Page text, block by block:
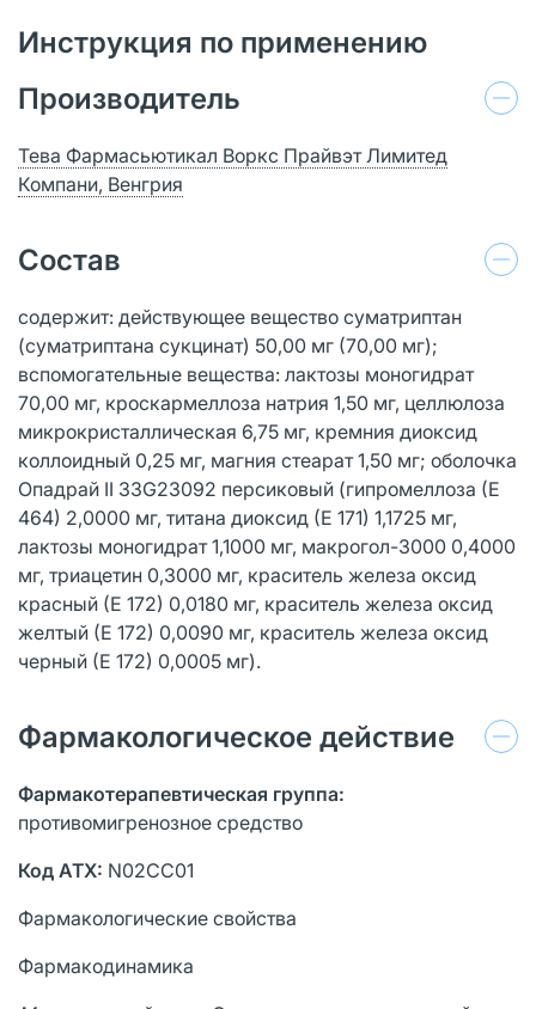
Инструкция по применению
Производитель
Тева Фармасьютикал Воркс Прайвэт Лимитед
Компани, Венгрия
Состав
содержит: действующее вещество суматриптан
(суматриптана сукцинат) 50,00 мг (70,00 мг);
вспомогательные вещества: лактозы моногидрат
70,00 мг, кроскармеллоза натрия 1,50 мг, целлюлоза
микрокристаллическая 6,75 мг, кремния диоксид
коллоидный 0,25 мг, магния стеарат 1,50 мг; оболочка
Опадрай II 33G23092 персиковый (гипромеллоза (Е
464) 2,0000 мг, титана диоксид (Е 171) 1,1725 мг,
лактозы моногидрат 1,1000 мг, макрогол-3000 0,4000
мг, триацетин 0,3000 мг, краситель железа оксид
красный (Е 172) 0,0180 мг, краситель железа оксид
желтый (Е 172) 0,0090 мг, краситель железа оксид
черный (Е 172) 0,0005 мг).
Фармакологическое действие
Фармакотерапевтическая группа:
противомигренозное средство
Код АТХ: N02CC01
Фармакологические свойства
Фармакодинамика